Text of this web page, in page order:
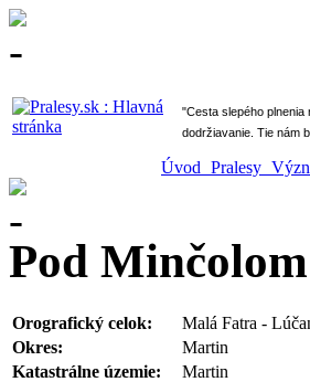
" Cesta slepého
dodržiavanie. Tie nám
Úvod Pralesy
Pod Minčolom
Orografický celok:
Malá Fatra -
Okres:
Martin
Katastrálne územie:
Martin